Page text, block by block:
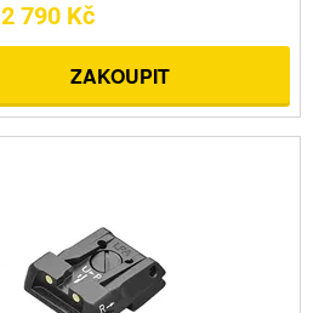
2 790 Kč
ZAKOUPIT